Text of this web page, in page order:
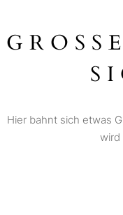
Hier bahnt sich etwas
wird